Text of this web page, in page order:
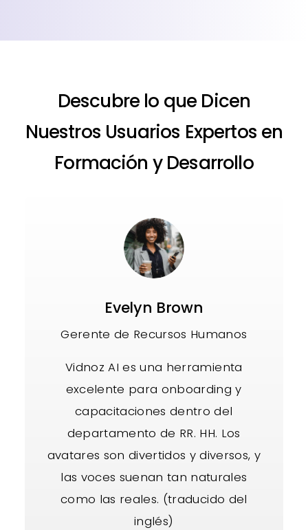
Descubre lo que Dicen
Nuestros Usuarios Expertos en
Formación y Desarrollo
Evelyn Brown
Gerente de Recursos Humanos
Vidnoz AI es una herramienta
excelente para onboarding y
capacitaciones dentro del
departamento de RR. HH. Los
avatares son divertidos y diversos, y
las voces suenan tan naturales
como las reales. (traducido del
inglés)